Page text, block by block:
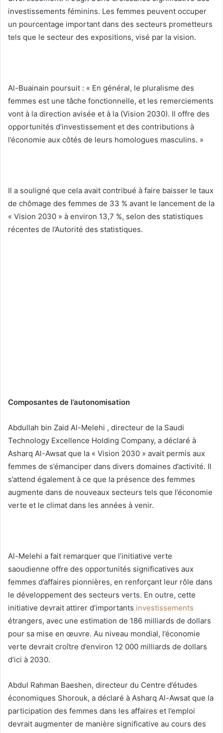
investissements féminins. Les femmes peuvent occuper
un pourcentage important dans des secteurs prometteurs
tels que le secteur des expositions, visé par la vision.
Al-Buainain poursuit : « En général, le pluralisme des
femmes est une tâche fonctionnelle, et les remerciements
vont à la direction avisée et à la (Vision 2030). Il offre des
opportunités d’investissement et des contributions à
l’économie aux côtés de leurs homologues masculins. »
Il a souligné que cela avait contribué à faire baisser le taux
de chômage des femmes de 33 % avant le lancement de la
« Vision 2030 » à environ 13,7 %, selon des statistiques
récentes de l’Autorité des statistiques.
Composantes de l’autonomisation
Abdullah bin Zaid Al-Melehi , directeur de la Saudi
Technology Excellence Holding Company, a déclaré à
Asharq Al-Awsat que la « Vision 2030 » avait permis aux
femmes de s’émanciper dans divers domaines d’activité. Il
s’attend également à ce que la présence des femmes
augmente dans de nouveaux secteurs tels que l’économie
verte et le climat dans les années à venir.
Al-Melehi a fait remarquer que l’initiative verte
saoudienne offre des opportunités significatives aux
femmes d’affaires pionnières, en renforçant leur rôle dans
le développement des secteurs verts. En outre, cette
initiative devrait attirer d’importants investissements
étrangers, avec une estimation de 186 milliards de dollars
pour sa mise en œuvre. Au niveau mondial, l’économie
verte devrait croître d’environ 12 000 milliards de dollars
d’ici à 2030.
Abdul Rahman Baeshen, directeur du Centre d’études
économiques Shorouk, a déclaré à Asharq Al-Awsat que la
participation des femmes dans les affaires et l’emploi
devrait augmenter de manière significative au cours des